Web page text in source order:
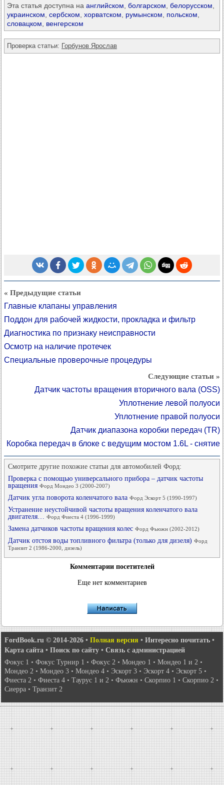
Эта статья доступна на английском болгарском белорусском
украинском сербском хорватском румынском польском
словацком
венгерском
Проверка статьи: Горбунов Ярослав
« Предыдущие статьи
Главные клапаны управления
Поддон для рабочей жидкости, прокладка и фильтр
Диагностика по признаку неисправности
Осмотр на наличие протечек
Специальные проверочные процедуры
Следующие статьи »
Датчик частоты вращения вторичного вала (OSS)
Уплотнение левой полуоси
Уплотнение правой полуоси
Датчик диапазона коробки передач (TR)
Коробка передач в блоке с ведущим мостом 1.6L - снятие
Смотрите другие похожие статьи для автомобилей Форд:
Проверка с помощью универсального прибора – датчик частоты
вращения Форд Мондео 3 (2000-2007)
Датчик угла поворота коленчатого вала Форд Эскорт 5 (1990-1997)
Устранение неустойчивой частоты вращения коленчатого вала
двигателя… Форд Фиеста 4 (1996-1999)
Замена датчиков частоты вращения колес Форд Фьюжн (2002-2012)
Датчик отстоя воды топливного фильтра (только для дизеля) Форд
Транзит 2 (1986-2000, дизель)
Комментарии посетителей
Еще нет комментариев
FordBook.ru © 2014-2026 • Полная версия • Интересно почитать •
Карта сайта • Поиск по сайту • Связь с администрацией
Фокус 1 • Фокус Турнир 1 • Фокус 2 • Мондео 1 • Мондео 1 и 2 •
Мондео 2 • Мондео 3 • Мондео 4 • Эскорт 3 • Эскорт 4 • Эскорт 5 •
Фиеста 2 • Фиеста 4 • Таурус 1 и 2 • Фьюжн • Скорпио 1 • Скорпио 2 •
Сиерра • Транзит 2